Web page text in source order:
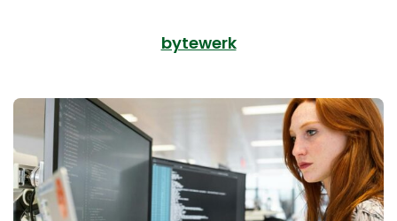
bytewerk